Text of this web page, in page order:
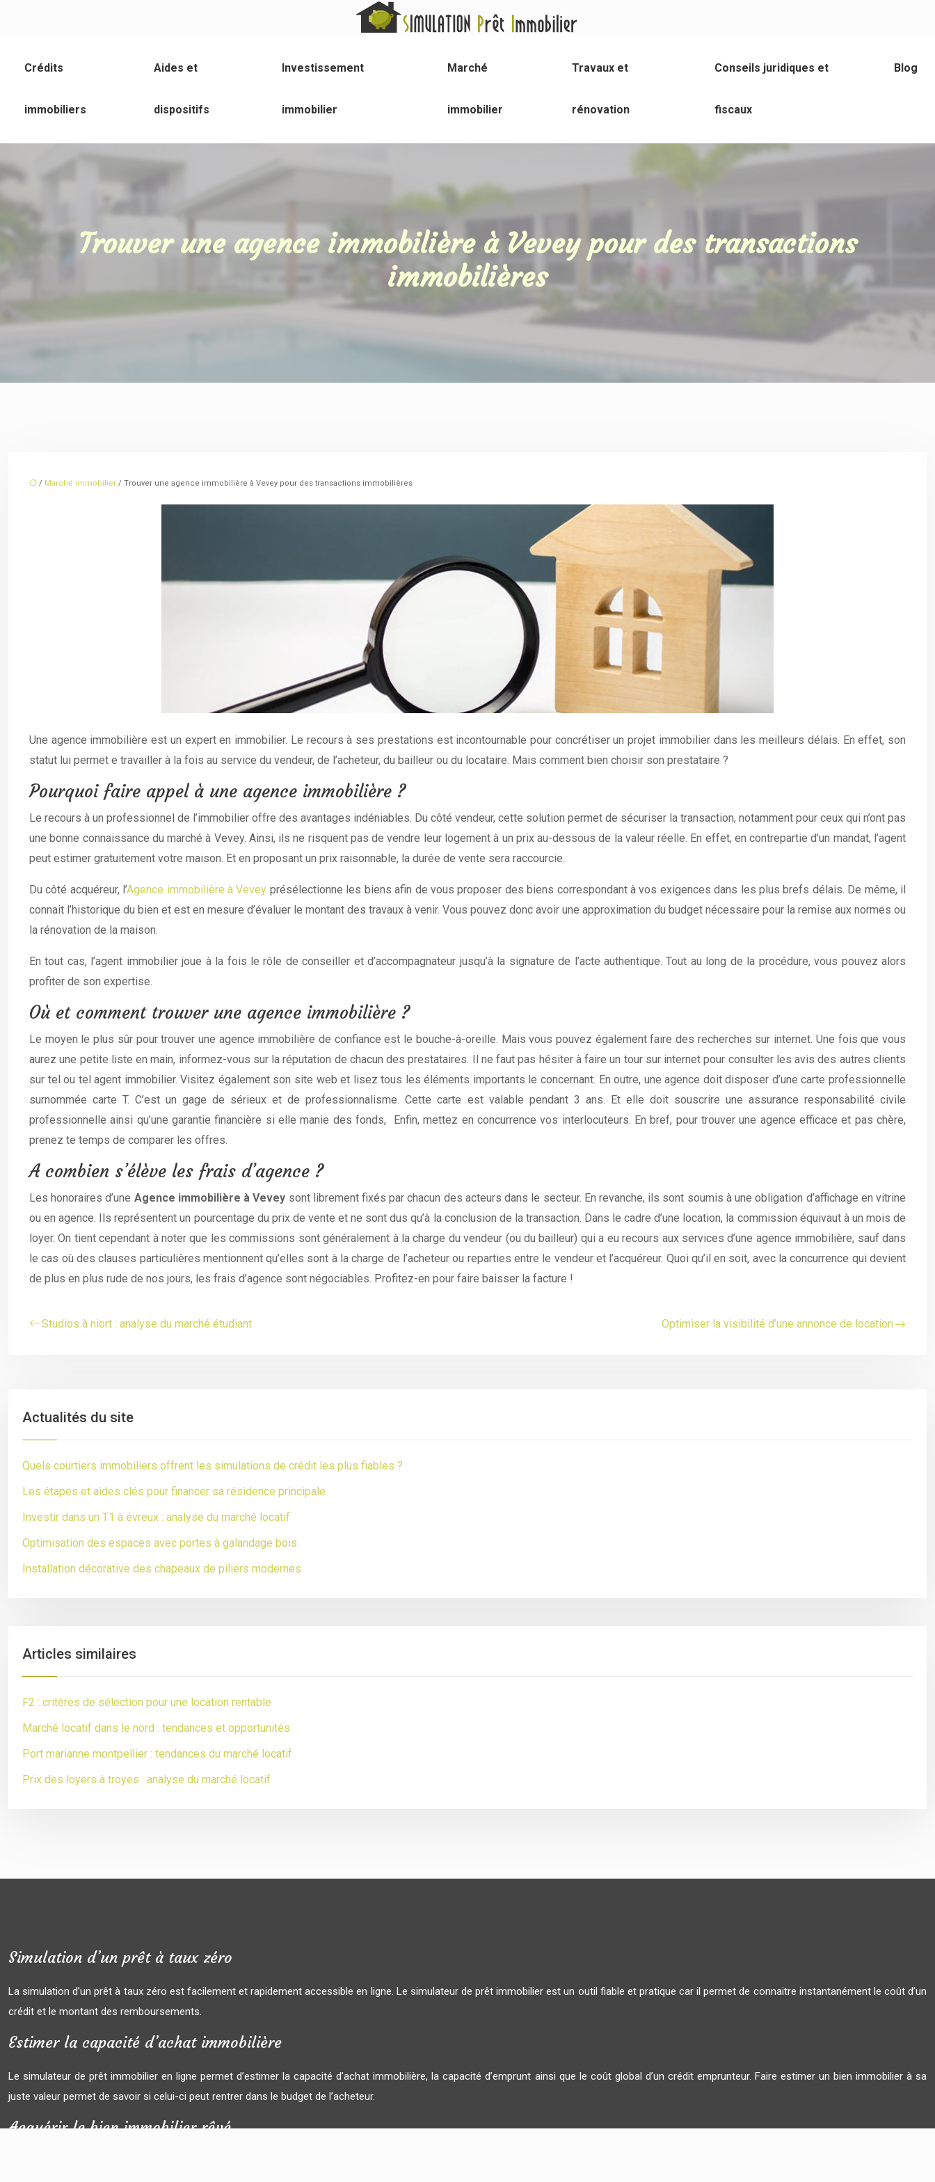
Crédits
immobiliers
Aides et
dispositifs
Investissement
immobilier
Marché
immobilier
Travaux et
rénovation
Conseils juridiques et
fiscaux
Blog
Trouver une agence immobilière à Vevey pour des transactions
immobilières
/ Marché immobilier / Trouver une agence immobilière à Vevey pour des transactions immobilières
Une agence immobilière est un expert en immobilier. Le recours à ses prestations est incontournable pour concrétiser un projet immobilier dans les meilleurs délais. En effet, son
statut lui permet e travailler à la fois au service du vendeur, de l’acheteur, du bailleur ou du locataire. Mais comment bien choisir son prestataire ?
Pourquoi faire appel à une agence immobilière ?
Le recours à un professionnel de l’immobilier offre des avantages indéniables. Du côté vendeur, cette solution permet de sécuriser la transaction, notamment pour ceux qui n’ont pas
une bonne connaissance du marché à Vevey. Ainsi, ils ne risquent pas de vendre leur logement à un prix au-dessous de la valeur réelle. En effet, en contrepartie d’un mandat, l’agent
peut estimer gratuitement votre maison. Et en proposant un prix raisonnable, la durée de vente sera raccourcie.
Du côté acquéreur, l’Agence immobilière à Vevey présélectionne les biens afin de vous proposer des biens correspondant à vos exigences dans les plus brefs délais. De même, il
connait l’historique du bien et est en mesure d’évaluer le montant des travaux à venir. Vous pouvez donc avoir une approximation du budget nécessaire pour la remise aux normes ou
la rénovation de la maison.
En tout cas, l’agent immobilier joue à la fois le rôle de conseiller et d’accompagnateur jusqu’à la signature de l’acte authentique. Tout au long de la procédure, vous pouvez alors
profiter de son expertise.
Où et comment trouver une agence immobilière ?
Le moyen le plus sûr pour trouver une agence immobilière de confiance est le bouche-à-oreille. Mais vous pouvez également faire des recherches sur internet. Une fois que vous
aurez une petite liste en main, informez-vous sur la réputation de chacun des prestataires. Il ne faut pas hésiter à faire un tour sur internet pour consulter les avis des autres clients
sur tel ou tel agent immobilier. Visitez également son site web et lisez tous les éléments importants le concernant. En outre, une agence doit disposer d’une carte professionnelle
surnommée carte T. C’est un gage de sérieux et de professionnalisme. Cette carte est valable pendant 3 ans. Et elle doit souscrire une assurance responsabilité civile
professionnelle ainsi qu’une garantie financière si elle manie des fonds, Enfin, mettez en concurrence vos interlocuteurs. En bref, pour trouver une agence efficace et pas chère,
prenez te temps de comparer les offres.
A combien s’élève les frais d’agence ?
Les honoraires d’une Agence immobilière à Vevey sont librement fixés par chacun des acteurs dans le secteur. En revanche, ils sont soumis à une obligation d’affichage en vitrine
ou en agence. Ils représentent un pourcentage du prix de vente et ne sont dus qu’à la conclusion de la transaction. Dans le cadre d’une location, la commission équivaut à un mois de
loyer. On tient cependant à noter que les commissions sont généralement à la charge du vendeur (ou du bailleur) qui a eu recours aux services d’une agence immobilière, sauf dans
le cas où des clauses particulières mentionnent qu’elles sont à la charge de l’acheteur ou reparties entre le vendeur et l’acquéreur. Quoi qu’il en soit, avec la concurrence qui devient
de plus en plus rude de nos jours, les frais d’agence sont négociables. Profitez-en pour faire baisser la facture !
Studios à niort : analyse du marché étudiant Optimiser la visibilité d’une annonce de location
Actualités du site
Quels courtiers immobiliers offrent les simulations de crédit les plus fiables ?
Les étapes et aides clés pour financer sa résidence principale
Investir dans un T1 à évreux : analyse du marché locatif
Optimisation des espaces avec portes à galandage bois
Installation décorative des chapeaux de piliers modernes
Articles similaires
F2 : critères de sélection pour une location rentable
Marché locatif dans le nord : tendances et opportunités
Port marianne montpellier : tendances du marché locatif
Prix des loyers à troyes : analyse du marché locatif
Simulation d’un prêt à taux zéro
La simulation d’un prêt à taux zéro est facilement et rapidement accessible en ligne. Le simulateur de prêt immobilier est un outil fiable et pratique car il permet de connaitre instantanément le coût d’un
crédit et le montant des remboursements.
Estimer la capacité d’achat immobilière
Le simulateur de prêt immobilier en ligne permet d’estimer la capacité d’achat immobilière, la capacité d’emprunt ainsi que le coût global d’un crédit emprunteur. Faire estimer un bien immobilier à sa
juste valeur permet de savoir si celui-ci peut rentrer dans le budget de l’acheteur.
Acquérir le bien immobilier rêvé